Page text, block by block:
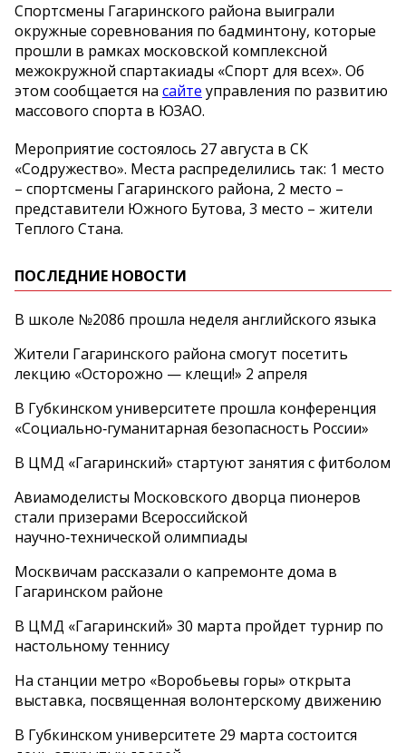
Спортсмены Гагаринского района выиграли
окружные соревнования по бадминтону, которые
прошли в рамках московской комплексной
межокружной спартакиады «Спорт для всех». Об
этом сообщается на сайте управления по развитию
массового спорта в ЮЗАО.
Мероприятие состоялось 27 августа в СК
«Содружество». Места распределились так: 1 место
– спортсмены Гагаринского района, 2 место –
представители Южного Бутова, 3 место – жители
Теплого Стана.
ПОСЛЕДНИЕ НОВОСТИ
В школе №2086 прошла неделя английского языка
Жители Гагаринского района смогут посетить
лекцию «Осторожно — клещи!» 2 апреля
В Губкинском университете прошла конференция
«Социально‑гуманитарная безопасность России»
В ЦМД «Гагаринский» стартуют занятия с фитболом
Авиамоделисты Московского дворца пионеров
стали призерами Всероссийской
научно‑технической олимпиады
Москвичам рассказали о капремонте дома в
Гагаринском районе
В ЦМД «Гагаринский» 30 марта пройдет турнир по
настольному теннису
На станции метро «Воробьевы горы» открыта
выставка, посвященная волонтерскому движению
В Губкинском университете 29 марта состоится